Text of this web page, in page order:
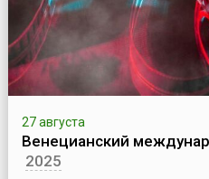
27 августа
Венецианский
2025